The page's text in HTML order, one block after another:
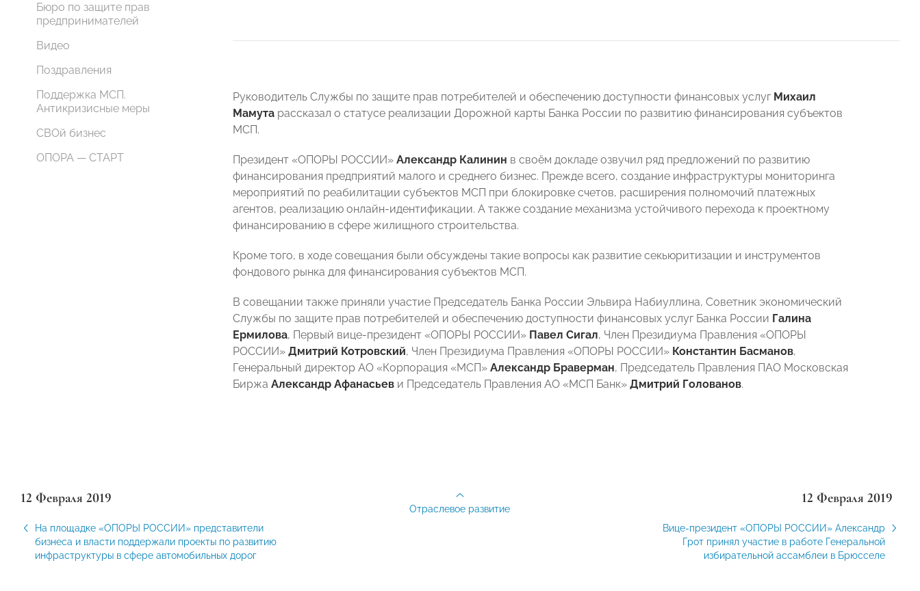
Бюро по защите прав
предпринимателей
Видео
Поздравления
Поддержка МСП.
Антикризисные меры
СВОй бизнес
ОПОРА — СТАРТ
Руководитель Службы по защите прав потребителей и обеспечению доступности финансовых услуг Михаил
Мамута рассказал о статусе реализации Дорожной карты Банка России по развитию финансирования субъектов
МСП.
Президент «ОПОРЫ РОССИИ» Александр Калинин в своём докладе озвучил ряд предложений по развитию
финансирования предприятий малого и среднего бизнес. Прежде всего, создание инфраструктуры мониторинга
мероприятий по реабилитации субъектов МСП при блокировке счетов, расширения полномочий платежных
агентов, реализацию онлайн-идентификации. А также создание механизма устойчивого перехода к проектному
финансированию в сфере жилищного строительства.
Кроме того, в ходе совещания были обсуждены такие вопросы как развитие секьюритизации и инструментов
фондового рынка для финансирования субъектов МСП.
В совещании также приняли участие Председатель Банка России Эльвира Набиуллина, Советник экономический
Службы по защите прав потребителей и обеспечению доступности финансовых услуг Банка России Галина
Ермилова, Первый вице-президент «ОПОРЫ РОССИИ» Павел Сигал, Член Президиума Правления «ОПОРЫ
РОССИИ» Дмитрий Котровский, Член Президиума Правления «ОПОРЫ РОССИИ» Константин Басманов,
Генеральный директор АО «Корпорация «МСП» Александр Браверман, Председатель Правления ПАО Московская
Биржа Александр Афанасьев и Председатель Правления АО «МСП Банк» Дмитрий Голованов.
12 Февраля 2019
На площадке «ОПОРЫ РОССИИ» представители
бизнеса и власти поддержали проекты по развитию
инфраструктуры в сфере автомобильных дорог
12 Февраля 2019
Вице-президент «ОПОРЫ РОССИИ» Александр
Грот принял участие в работе Генеральной
избирательной ассамблеи в Брюсселе
Отраслевое развитие